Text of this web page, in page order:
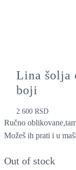
Lina šolja
boji
2.600RSD
Ručno
Možeš ih prati i u
Out of stock